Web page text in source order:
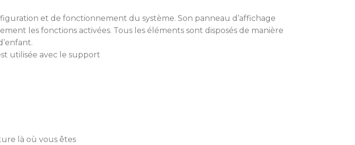
et de fonctionnement du système. Son panneau d’affichage
les fonctions activées. Tous les éléments sont disposés de manière
utilisée avec le support
là où vous êtes